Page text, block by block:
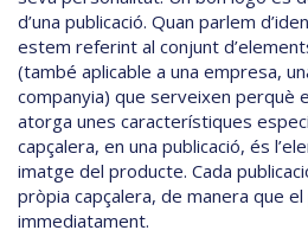
d’una publicació. Quan parlem
estem referint al conjunt
(també aplicable a una empresa,
companyia) que serveixen perquè
atorga unes característiques
capçalera, en una publicació, és
imatge del producte. Cada
pròpia capçalera, de manera que el
immediatament.